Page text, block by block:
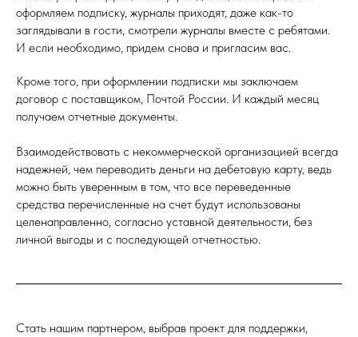
оформляем подписку, журналы приходят, даже как-то
заглядывали в гости, смотрели журналы вместе с ребятами.
И если необходимо, придем снова и пригласим вас.
Кроме того, при оформлении подписки мы заключаем
договор с поставщиком, Почтой России. И каждый месяц
получаем отчетные документы.
Взаимодействовать с некоммерческой организацией всегда
надежней, чем переводить деньги на дебетовую карту, ведь
можно быть уверенным в том, что все переведенные
средства перечисленные на счет будут использованы
целенаправленно, согласно уставной деятельности, без
личной выгоды и с последующей отчетностью.
Стать нашим партнером, выбрав проект для поддержки,